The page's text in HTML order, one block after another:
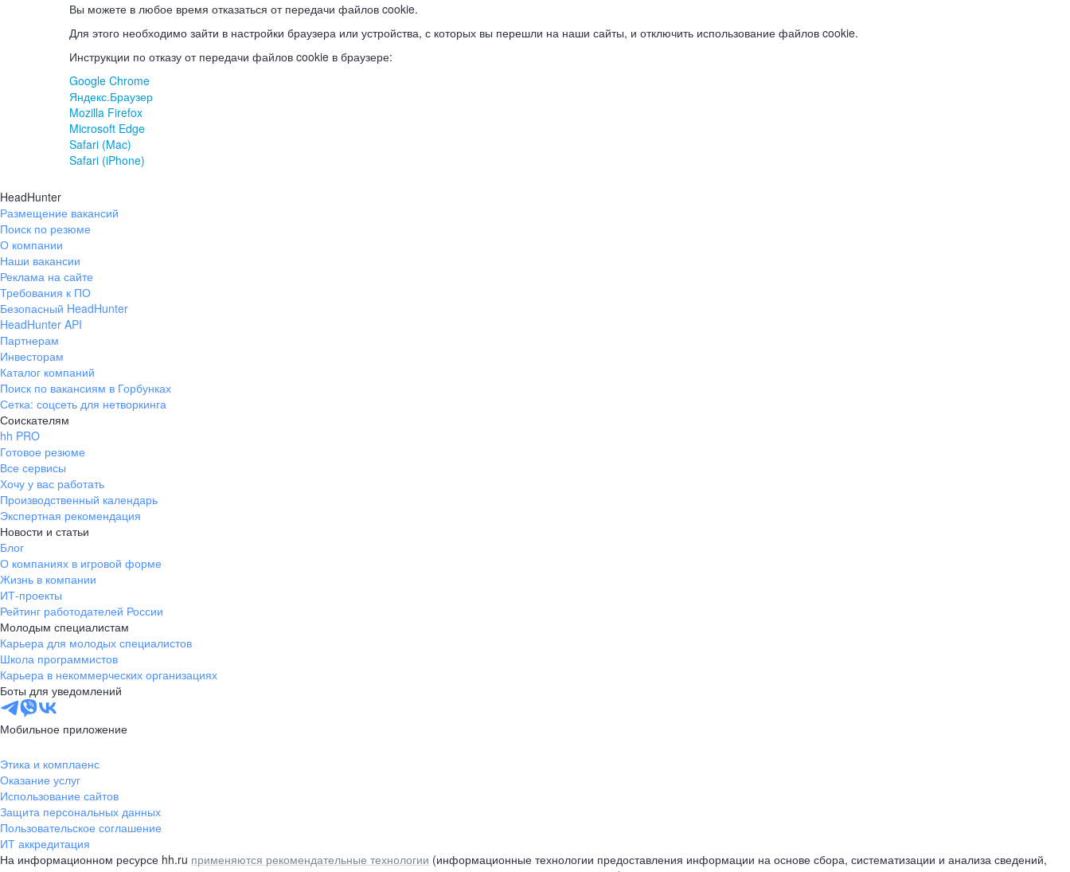
Вы можете в любое время отказаться от передачи файлов cookie.
Для этого необходимо зайти в настройки браузера или устройства, с которых вы перешли на наши сайты, и отключить использование файлов cookie.
Инструкции по отказу от передачи файлов cookie в браузере:
Google Chrome
Яндекс.Браузер
Mozilla Firefox
Microsoft Edge
Safari (Mac)
Safari (iPhone)
HeadHunter
Размещение вакансий
Поиск по резюме
О компании
Наши вакансии
Реклама на сайте
Требования к ПО
Безопасный HeadHunter
HeadHunter API
Партнерам
Инвесторам
Каталог компаний
Поиск по вакансиям в Горбунках
Сетка: соцсеть для нетворкинга
Соискателям
hh PRO
Готовое резюме
Все сервисы
Хочу у вас работать
Производственный календарь
Экспертная рекомендация
Новости и статьи
Блог
О компаниях в игровой форме
Жизнь в компании
ИТ-проекты
Рейтинг работодателей России
Молодым специалистам
Карьера для молодых специалистов
Школа программистов
Карьера в некоммерческих организациях
Боты для уведомлений
Мобильное приложение
Этика и комплаенс
Оказание услуг
Использование сайтов
Защита персональных данных
Пользовательское соглашение
ИТ аккредитация
На информационном ресурсе hh.ru применяются рекомендательные технологии (информационные технологии предоставления информации на основе сбора, систематизации и анализа сведений,